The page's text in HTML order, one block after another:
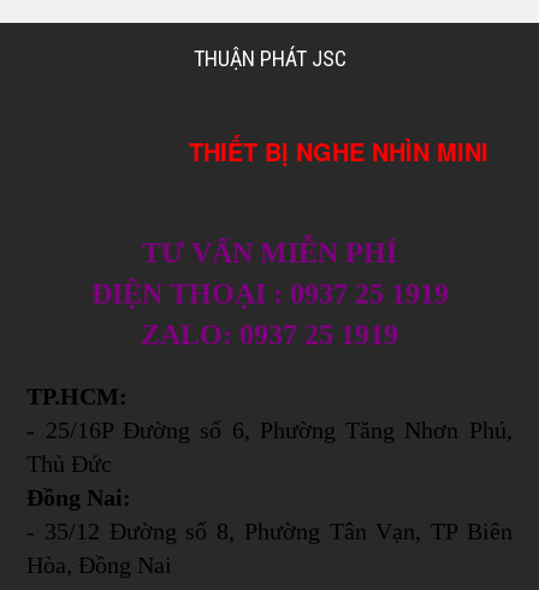
THUẬN PHÁT JSC
THIẾT BỊ NGHE NHÌN MINI
TƯ VẤN MIỄN PHÍ
ĐIỆN THOẠI : 0937 25 1919
ZALO: 0937 25 1919
TP.HCM:
- 25/16P Đường số 6, Phường Tăng Nhơn Phú,
Thủ Đức
Đồng Nai:
- 35/12 Đường số 8, Phường Tân Vạn, TP Biên
Hòa, Đồng Nai